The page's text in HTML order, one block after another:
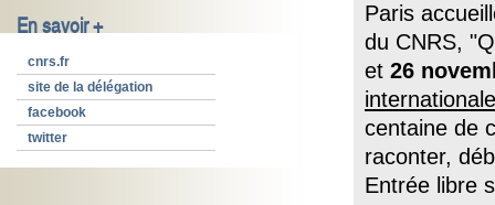
En savoir +
cnrs.fr
site de la délégation
facebook
twitter
Paris
du CNRS,
et 26
centaine de
raconter,
Entrée libre